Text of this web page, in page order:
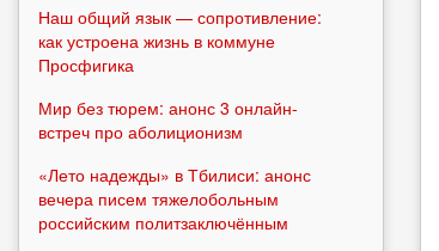
Наш общий язык — сопротивление:
как устроена жизнь в коммуне
Просфигика
Мир без тюрем: анонс 3 онлайн-
встреч про аболиционизм
«Лето надежды» в Тбилиси: анонс
вечера писем тяжелобольным
российским политзаключённым